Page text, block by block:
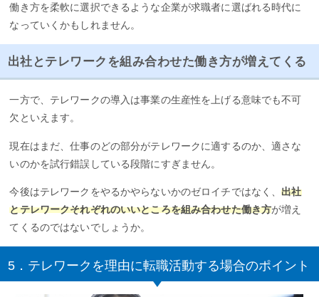
働き方を柔軟に選択できるような企業が求職者に選ばれる時代に
なっていくかもしれません。
出社とテレワークを組み合わせた働き方が増えてくる
一方で、テレワークの導入は事業の生産性を上げる意味でも不可
欠といえます。
現在はまだ、仕事のどの部分がテレワークに適するのか、適さな
いのかを試行錯誤している段階にすぎません。
今後はテレワークをやるかやらないかのゼロイチではなく、出社
とテレワークそれぞれのいいところを組み合わせた働き方が増え
てくるのではないでしょうか。
5．テレワークを理由に転職活動する場合のポイント